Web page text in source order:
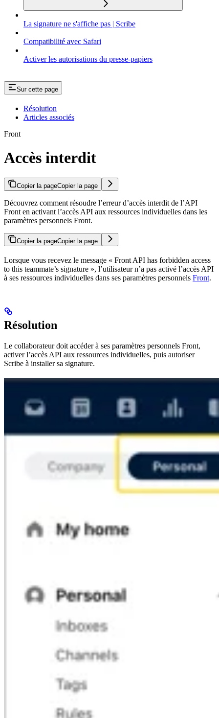
La signature ne s'affiche pas | Scribe
Compatibilité avec Safari
Activer les autorisations du presse-papiers
Sur cette page
Résolution
Articles associés
Front
Accès interdit
Copier la pageCopier la page
Découvrez comment résoudre l’erreur d’accès interdit de l’API
Front en activant l’accès API aux ressources individuelles dans les
paramètres personnels Front.
Copier la pageCopier la page
Lorsque vous recevez le message « Front API has forbidden access
to this teammate’s signature », l’utilisateur n’a pas activé l’accès API
à ses ressources individuelles dans ses paramètres personnels Front.
Résolution
Le collaborateur doit accéder à ses paramètres personnels Front,
activer l’accès API aux ressources individuelles, puis autoriser
Scribe à installer sa signature.